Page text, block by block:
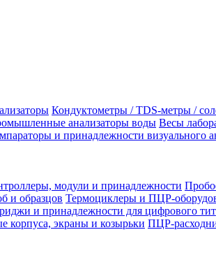
Кондуктометры / TDS-метры /
анализаторы воды Весы
и принадлежности визуального
модули и принадлежности
и образцов Термоциклеры и ПЦР-
и принадлежности для цифрового
корпуса, экраны и козырьки ПЦР-